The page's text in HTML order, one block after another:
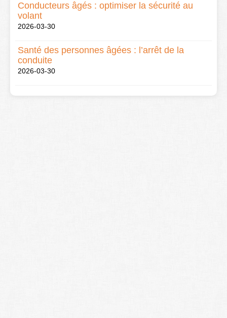
Conducteurs âgés : optimiser la sécurité au
volant
2026-03-30
Santé des personnes âgées : l’arrêt de la
conduite
2026-03-30